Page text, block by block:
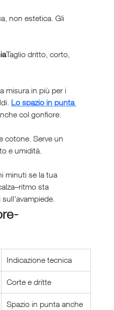
non estetica. Gli
Taglio dritto, corto,
misura in più per i
Lo spazio in punta
col gonfiore.
cotone. Serve un
e umidità.
minuti se la tua
sta
Indicazione tecnica
Corte e dritte
Spazio in punta anche